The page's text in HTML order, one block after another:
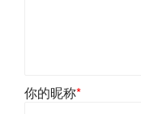
你的昵称*